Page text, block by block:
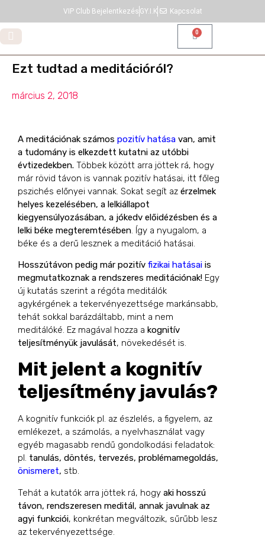
VIP Club Bejelentkezés GY.I.K Kapcsolat
0
Ezt tudtad a meditációról?
március 2, 2018
A meditációnak számos pozitív hatása van, amit
a tudomány is elkezdett kutatni az utóbbi
évtizedekben. Többek között arra jöttek rá, hogy
már rövid távon is vannak pozitív hatásai, itt főleg
pszichés előnyei vannak. Sokat segít az érzelmek
helyes kezelésében, a lelkiállapot
kiegyensúlyozásában, a jókedv előidézésben és a
lelki béke megteremtésében . Így a nyugalom, a
béke és a derű lesznek a meditáció hatásai.
Hosszútávon pedig már pozitív fizikai hatásai is
megmutatkoznak a rendszeres meditációnak! Egy
új kutatás szerint a régóta meditálók
agykérgének a tekervényezettsége markánsabb,
tehát sokkal barázdáltabb, mint a nem
meditálóké. Ez magával hozza a kognitív
teljesítményük javulását, növekedését is.
Mit jelent a kognitív
teljesítmény javulás?
A kognitív funkciók pl. az észlelés, a figyelem, az
emlékezet, a számolás, a nyelvhasználat vagy
egyéb magasabb rendű gondolkodási feladatok:
pl. tanulás, döntés, tervezés, problémamegoldás,
önismeret, stb.
Tehát a kutatók arra jöttek rá, hogy aki hosszú
távon, rendszeresen meditál, annak javulnak az
agyi funkciói, konkrétan megváltozik, sűrűbb lesz
az tekervényezettsége.